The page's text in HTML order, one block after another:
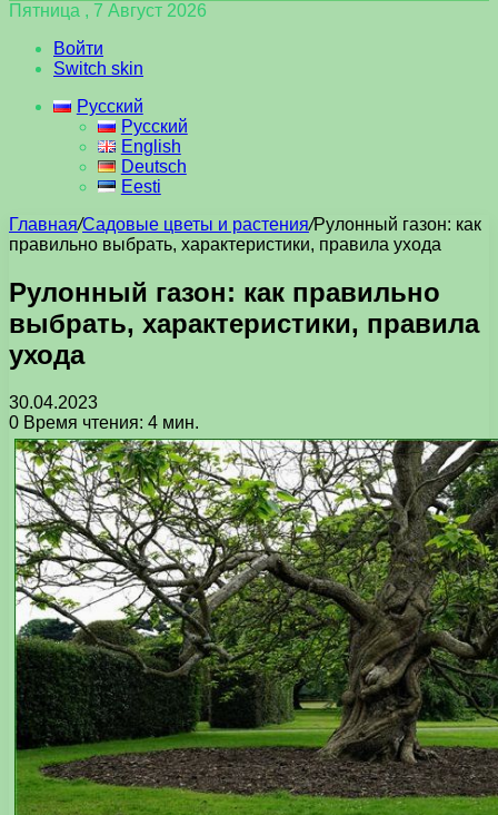
Пятница , 7 Август 2026
Войти
Switch skin
Русский
Русский
English
Deutsch
Eesti
Главная/Садовые цветы и растения/Рулонный газон: как
правильно выбрать, характеристики, правила ухода
Рулонный газон: как правильно
выбрать, характеристики, правила
ухода
30.04.2023
0 Время чтения: 4 мин.